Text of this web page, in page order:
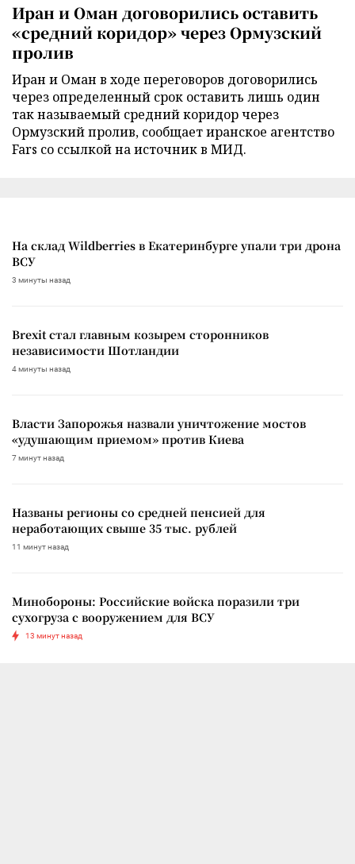
Иран и Оман договорились оставить
«средний коридор» через Ормузский
пролив
Иран и Оман в ходе переговоров договорились
через определенный срок оставить лишь один
так называемый средний коридор через
Ормузский пролив, сообщает иранское агентство
Fars со ссылкой на источник в МИД.
На склад Wildberries в Екатеринбурге упали три дрона
ВСУ
3 минуты назад
Brexit стал главным козырем сторонников
независимости Шотландии
4 минуты назад
Власти Запорожья назвали уничтожение мостов
«удушающим приемом» против Киева
7 минут назад
Названы регионы со средней пенсией для
неработающих свыше 35 тыс. рублей
11 минут назад
Минобороны: Российские войска поразили три
сухогруза с вооружением для ВСУ
13 минут назад